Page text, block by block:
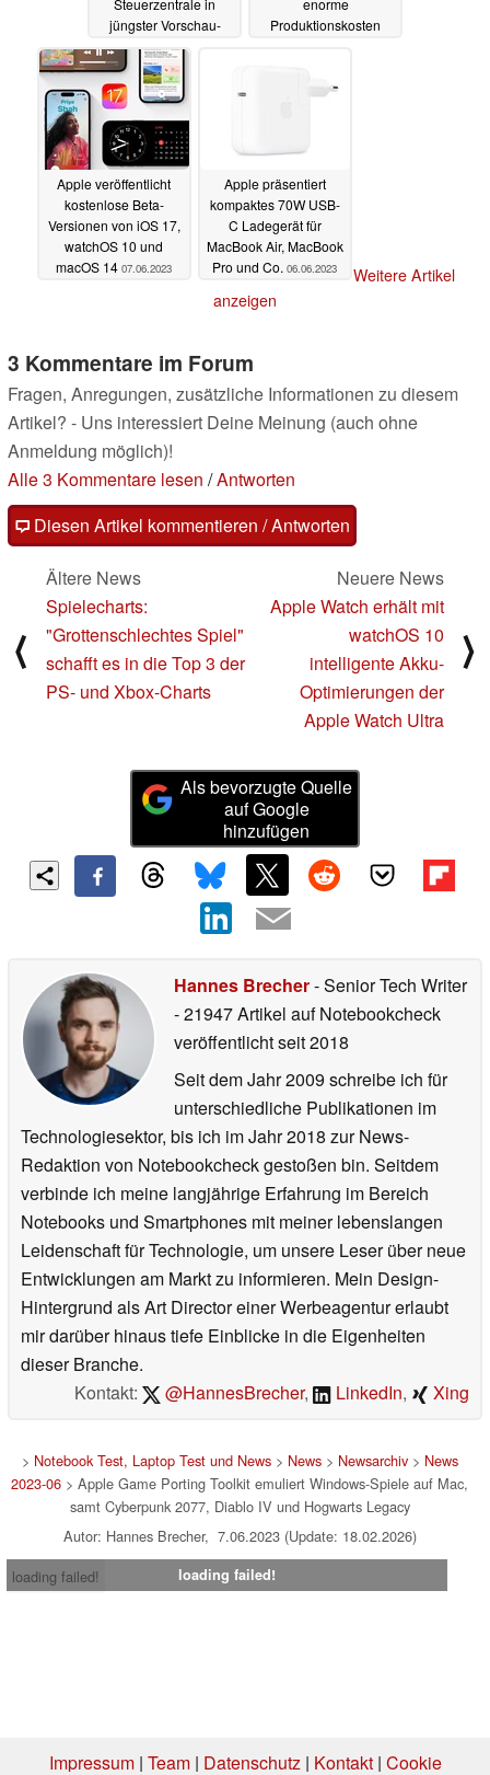
jüngster Vorschau-
Version07.06.2023
Produktionskosten
Apple veröffentlicht
kostenlose Beta-
Versionen von iOS 17,
watchOS 10 und
macOS 14 07.06.2023
Apple präsentiert
kompaktes 70W USB-
C Ladegerät für
MacBook Air, MacBook
Pro und Co. 06.06.2023
Weitere Artikel
anzeigen
3 Kommentare im Forum
Fragen, Anregungen, zusätzliche Informationen zu diesem
Artikel? - Uns interessiert Deine Meinung (auch ohne
Anmeldung möglich)!
Alle 3 Kommentare lesen /Antworten
Diesen Artikel kommentieren / Antworten
⟨
Ältere News
Spielecharts:
"Grottenschlechtes Spiel"
schafft es in die Top 3 der
PS- und Xbox-Charts
Neuere News
Apple Watch erhält mit
watchOS 10
intelligente Akku-
Optimierungen der
Apple Watch Ultra
⟩
Als bevorzugte Quelle
auf Google
hinzufügen
Hannes Brecher- Senior Tech Writer
- 21947 Artikel auf Notebookcheck
veröffentlichtseit 2018
Seit dem Jahr 2009 schreibe ich für
unterschiedliche Publikationen im
Technologiesektor, bis ich im Jahr 2018 zur News-
Redaktion von Notebookcheck gestoßen bin. Seitdem
verbinde ich meine langjährige Erfahrung im Bereich
Notebooks und Smartphones mit meiner lebenslangen
Leidenschaft für Technologie, um unsere Leser über neue
Entwicklungen am Markt zu informieren. Mein Design-
Hintergrund als Art Director einer Werbeagentur erlaubt
mir darüber hinaus tiefe Einblicke in die Eigenheiten
dieser Branche.
Kontakt:
@HannesBrecher, LinkedIn, Xing
> Notebook Test, Laptop Test und News> News> Newsarchiv> News
2023-06 > Apple Game Porting Toolkit emuliert Windows-Spiele auf Mac,
samt Cyberpunk 2077, Diablo IV und Hogwarts Legacy
Autor: Hannes Brecher, 7.06.2023 (Update: 18.02.2026)
loading failed!
loading failed!
Impressum| Team| Datenschutz| Kontakt| Cookie